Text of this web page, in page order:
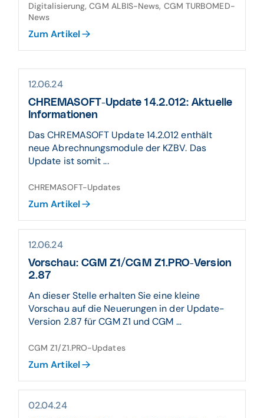
Digitalisierung, CGM ALBIS-News, CGM TURBOMED-
News
Zum Artikel
12.06.24
CHREMASOFT-Update 14.2.012: Aktuelle
Informationen
Das CHREMASOFT Update 14.2.012 enthält
neue Abrechnungsmodule der KZBV. Das
Update ist somit ...
CHREMASOFT-Updates
Zum Artikel
12.06.24
Vorschau: CGM Z1/CGM Z1.PRO-Version
2.87
An dieser Stelle erhalten Sie eine kleine
Vorschau auf die Neuerungen in der Update-
Version 2.87 für CGM Z1 und CGM ...
CGM Z1/Z1.PRO-Updates
Zum Artikel
02.04.24